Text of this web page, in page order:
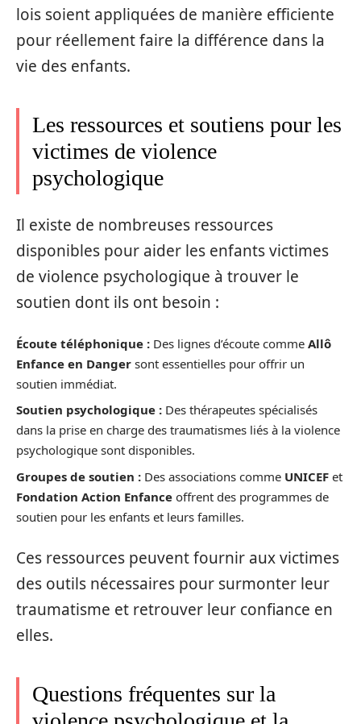
lois soient appliquées de manière efficiente
pour réellement faire la différence dans la
vie des enfants.
Les ressources et soutiens pour les
victimes de violence
psychologique
Il existe de nombreuses ressources
disponibles pour aider les enfants victimes
de violence psychologique à trouver le
soutien dont ils ont besoin :
Écoute téléphonique : Des lignes d’écoute comme Allô
Enfance en Danger sont essentielles pour offrir un
soutien immédiat.
Soutien psychologique : Des thérapeutes spécialisés
dans la prise en charge des traumatismes liés à la violence
psychologique sont disponibles.
Groupes de soutien : Des associations comme UNICEF et
Fondation Action Enfance offrent des programmes de
soutien pour les enfants et leurs familles.
Ces ressources peuvent fournir aux victimes
des outils nécessaires pour surmonter leur
traumatisme et retrouver leur confiance en
elles.
Questions fréquentes sur la